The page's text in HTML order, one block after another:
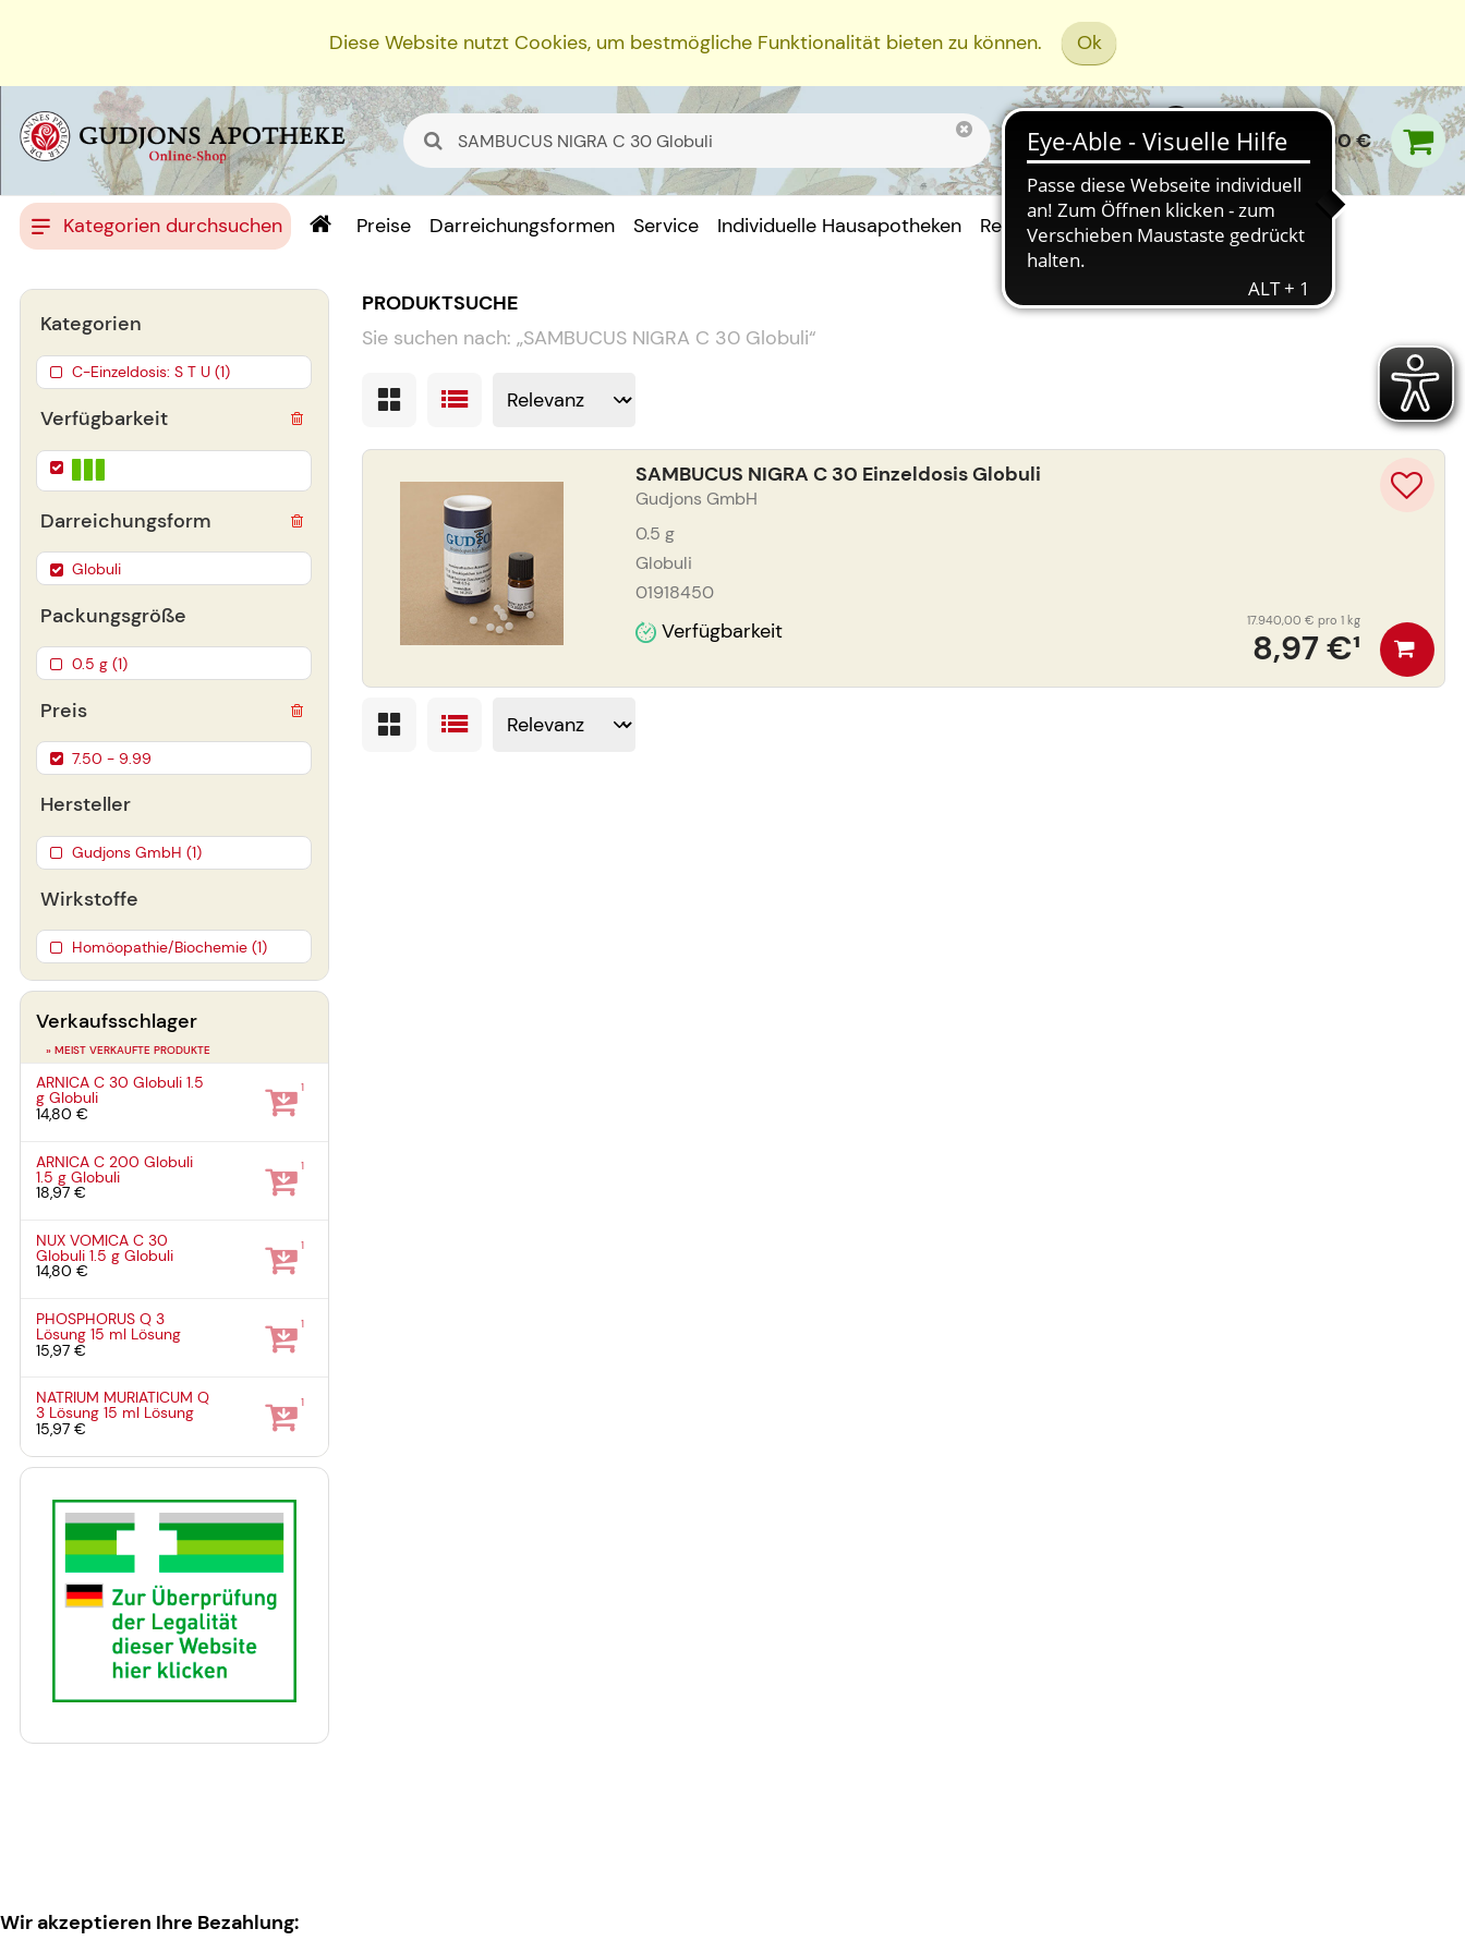
Diese Website nutzt Cookies, um bestmögliche Funktionalität bieten zu können. Ok
0,00 €
Kategorien durchsuchen Preise Darreichungsformen Service Individuelle Hausapotheken Rezept Einreichen
PRODUKTSUCHE
Sie suchen nach: „SAMBUCUS NIGRA C 30 Globuli“
SAMBUCUS NIGRA C 30 Einzeldosis Globuli
Gudjons GmbH
0.5 g
Globuli
01918450
Verfügbarkeit 8,97 €¹
17.940,00 € pro 1 kg
Verfügbarkeit
Darreichungsform
Globuli
Packungsgröße
0.5 g (1)
Preis
7.50 - 9.99
Hersteller
Gudjons GmbH (1)
Wirkstoffe
Homöopathie/Biochemie (1)
Kategorien
C-Einzeldosis: S T U (1)
Verkaufsschlager
» MEIST VERKAUFTE PRODUKTE
ARNICA C 30 Globuli1.5
gGlobuli
14,80 €
1
ARNICA C 200 Globuli
1.5 gGlobuli
18,97 €
1
NUX VOMICA C 30
Globuli1.5 gGlobuli
14,80 €
1
PHOSPHORUS Q 3
Lösung15 ml Lösung
15,97 €
1
NATRIUM MURIATICUM Q
3 Lösung15 ml Lösung
15,97 €
1
Wir akzeptieren Ihre Bezahlung: